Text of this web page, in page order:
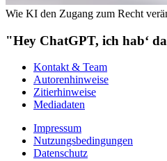
Wie KI den Zugang zum Recht
"Hey ChatGPT, ich hab‘
Kontakt & Team
Autorenhinweise
Zitierhinweise
Mediadaten
Impressum
Nutzungsbedingungen
Datenschutz